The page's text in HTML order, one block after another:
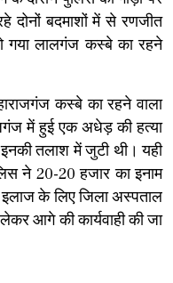
दोनों बदमाशों में से रणजीत
गया लालगंज कस्बे का रहने
कस्बे का रहने वाला
में हुई एक अधेड़ की हत्या
तलाश में जुटी थी। यही
ने 20-20 हजार का इनाम
के लिए जिला अस्पताल
आगे की कार्यवाही की जा